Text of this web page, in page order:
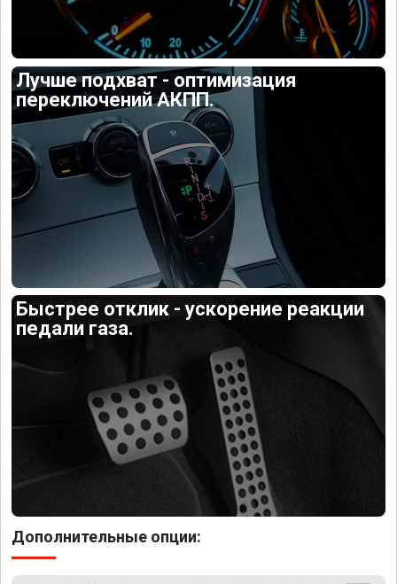
Лучше подхват - оптимизация
переключений АКПП.
Быстрее отклик - ускорение реакции
педали газа.
Дополнительные опции: